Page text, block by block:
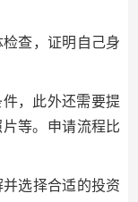
查，证明自己身
，此外还需要提
等。申请流程比
选择合适的投资